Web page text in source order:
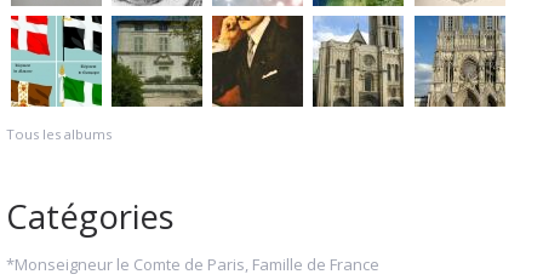
Tous les albums
Catégories
*Monseigneur le Comte de Paris, Famille de France